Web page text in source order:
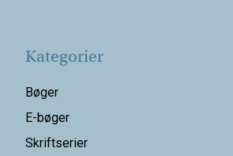
Kategorier
Bøger
E-bøger
Skriftserier